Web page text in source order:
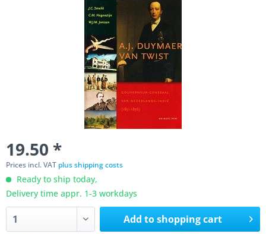
19.50 *
Prices incl. VAT plus shipping costs
Ready to ship today,
Delivery time appr. 1-3 workdays
Add toshopping cart